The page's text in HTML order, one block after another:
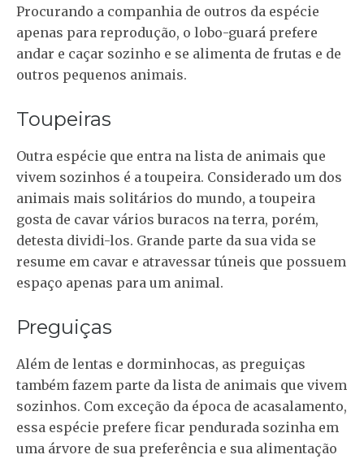
Procurando a companhia de outros da espécie
apenas para reprodução, o lobo-guará prefere
andar e caçar sozinho e se alimenta de frutas e de
outros pequenos animais.
Toupeiras
Outra espécie que entra na lista de animais que
vivem sozinhos é a toupeira. Considerado um dos
animais mais solitários do mundo, a toupeira
gosta de cavar vários buracos na terra, porém,
detesta dividi-los. Grande parte da sua vida se
resume em cavar e atravessar túneis que possuem
espaço apenas para um animal.
Preguiças
Além de lentas e dorminhocas, as preguiças
também fazem parte da lista de animais que vivem
sozinhos. Com exceção da época de acasalamento,
essa espécie prefere ficar pendurada sozinha em
uma árvore de sua preferência e sua alimentação